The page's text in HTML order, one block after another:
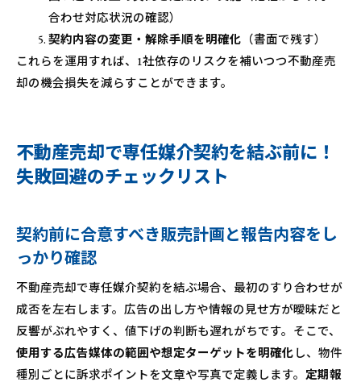
合わせ対応状況の確認）
契約内容の変更・解除手順を明確化 （書面で残す）
これらを運用すれば、1社依存のリスクを補いつつ不動産売
却の機会損失を減らすことができます。
不動産売却で専任媒介契約を結ぶ前に！
失敗回避のチェックリスト
契約前に合意すべき販売計画と報告内容をし
っかり確認
不動産売却で専任媒介契約を結ぶ場合、最初のすり合わせが
成否を左右します。広告の出し方や情報の見せ方が曖昧だと
反響がぶれやすく、値下げの判断も遅れがちです。そこで、
使用する広告媒体の範囲や想定ターゲットを明確化 し、物件
種別ごとに訴求ポイントを文章や写真で定義します。 定期報